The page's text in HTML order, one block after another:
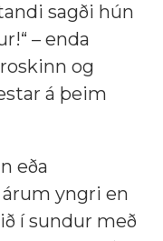
sagði hún
– enda
og
á þeim
eða
yngri en
í sundur með